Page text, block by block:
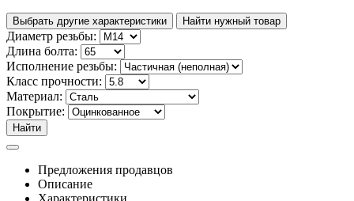
Выбрать другие характеристики Найти нужный товар
Диаметр резьбы:
Длина болта:
Исполнение резьбы:
Класс прочности:
Материал:
Покрытие:
Найти
Предложения продавцов
Описание
Характеристики